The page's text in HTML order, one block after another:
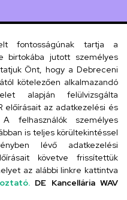
utca 33.
fontosságúnak tartja a
birtokába jutott személyes
Önt, hogy a Debreceni
kötelezően alkalmazandó
alapján felülvizsgálta
előírásait az adatkezelési és
felhasználók személyes
is teljes körültekintéssel
lévő adatkezelési
követve frissítettük
az alábbi linkre kattintva
DE Kancellária WAV